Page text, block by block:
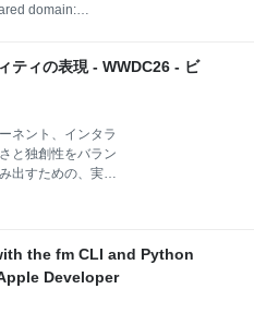
domain:
previously
will be issued on
Email addresses,
ティの表現 - WWDC26 - ビ
ネント、インタラ
と独創性をバラン
出すための、実践
章 0:00 - Intro
11:49 - Color 11:50
デオ ブランディ
要事項でしょう そ
有効な手段です。
the fm CLI and Python
Developer